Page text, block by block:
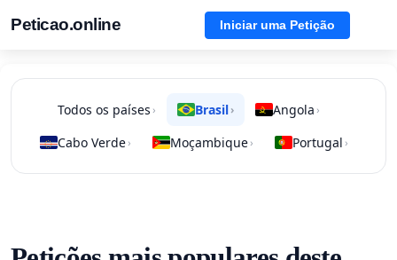
Peticao.online Iniciar uma Petição
Todos os países › Brasil› Angola ›
Cabo Verde› Moçambique› Portugal ›